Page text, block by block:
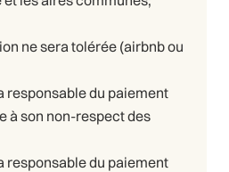
ne sera tolérée (airbnb ou
responsable du paiement
à son non-respect des
responsable du paiement